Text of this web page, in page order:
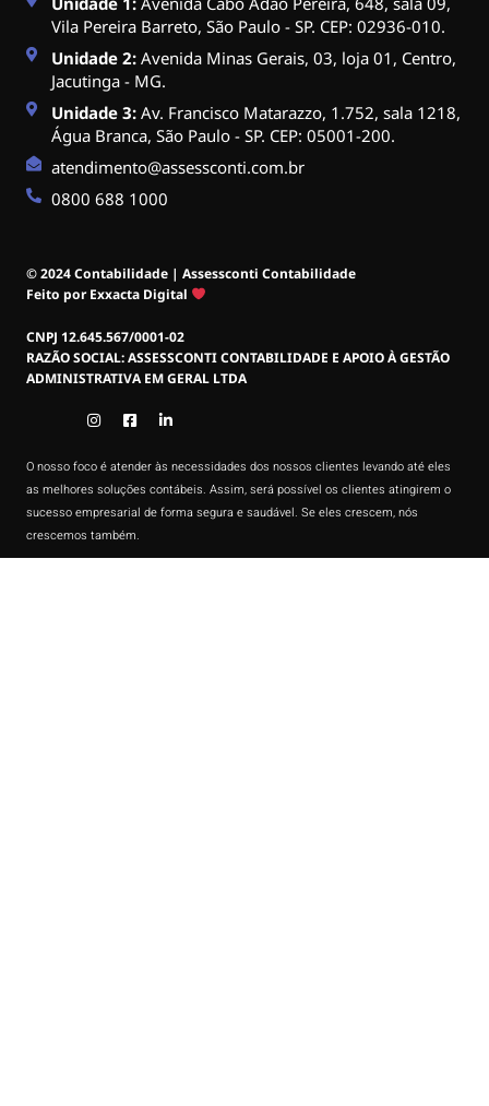
Vila Pereira Barreto, São Paulo - SP. CEP: 02936-010.
Unidade 2:Avenida Minas Gerais, 03, loja 01, Centro,
Jacutinga - MG.
Unidade 3:Av. Francisco Matarazzo, 1.752, sala 1218,
Água Branca, São Paulo - SP. CEP: 05001-200.
atendimento@assessconti.com.br
0800 688 1000
© 2024 Contabilidade | Assessconti Contabilidade
Feito por Exxacta Digital
CNPJ 12.645.567/0001-02
RAZÃO SOCIAL: ASSESSCONTI CONTABILIDADE E APOIO À GESTÃO
ADMINISTRATIVA EM GERAL LTDA
O nosso foco é atender às necessidades dos nossos clientes levando até eles
as melhores soluções contábeis. Assim, será possível os clientes atingirem o
sucesso empresarial de forma segura e saudável. Se eles crescem, nós
crescemos também.